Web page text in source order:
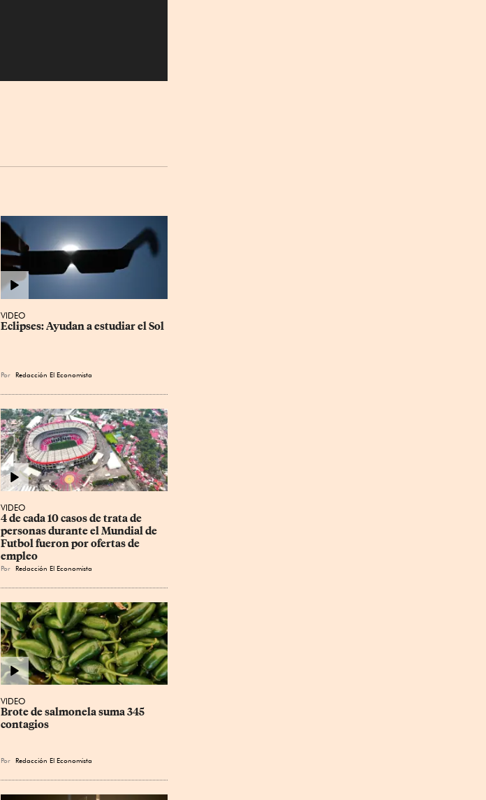
VIDEO
Eclipses: Ayudan a estudiar el Sol
Por Redacción El Economista
VIDEO
4 de cada 10 casos de trata de
personas durante el Mundial de
Futbol fueron por ofertas de
empleo
Por Redacción El Economista
VIDEO
Brote de salmonela suma 345
contagios
Por Redacción El Economista